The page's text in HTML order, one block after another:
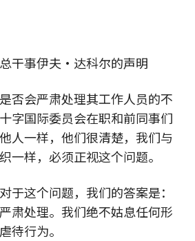
干事伊夫•达科尔的声明
否会严肃处理其工作人员的不
字国际委员会在职和前同事们
人一样，他们很清楚，我们与
一样，必须正视这个问题。
于这个问题，我们的答案是：
肃处理。我们绝不姑息任何形
待行为。